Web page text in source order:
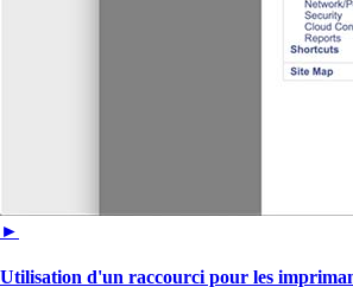
►
Utilisation d'un raccourci pour les